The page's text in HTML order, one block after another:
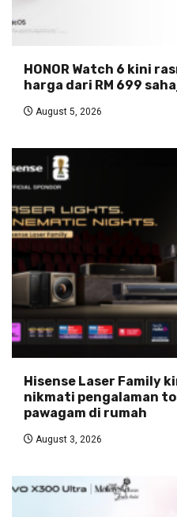
HONOR Watch 6 kini
harga dari RM 699
August 5, 2026
Hisense Laser Family
nikmati pengalaman
pawagam di rumah
August 3, 2026